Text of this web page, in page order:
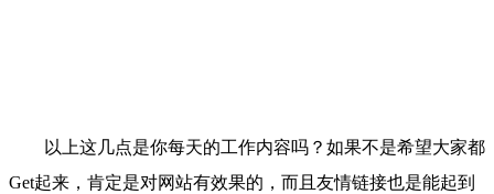
以上这几点是你每天的工作内容吗？如果不是希望大家都
Get起来，肯定是对网站有效果的，而且友情链接也是能起到